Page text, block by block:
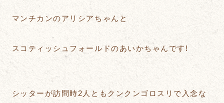
マンチカンのアリシアちゃんと
スコティッシュフォールドのあいかちゃんです!
シッターが訪問時2人ともクンクンゴロスリで入念な